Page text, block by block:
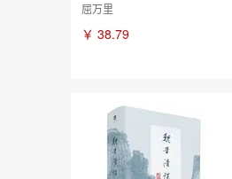
屈万里
￥ 38.79